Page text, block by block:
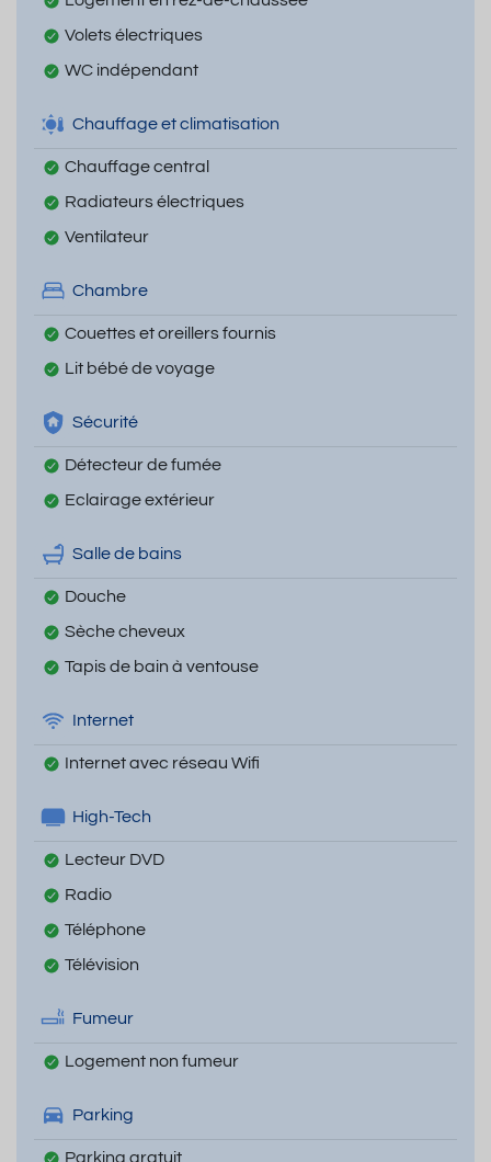
Volets électriques
WC indépendant
Chauffage et climatisation
Chauffage central
Radiateurs électriques
Ventilateur
Chambre
Couettes et oreillers fournis
Lit bébé de voyage
Sécurité
Détecteur de fumée
Eclairage extérieur
Salle de bains
Douche
Sèche cheveux
Tapis de bain à ventouse
Internet
Internet avec réseau Wifi
High-Tech
Lecteur DVD
Radio
Téléphone
Télévision
Fumeur
Logement non fumeur
Parking
Parking gratuit